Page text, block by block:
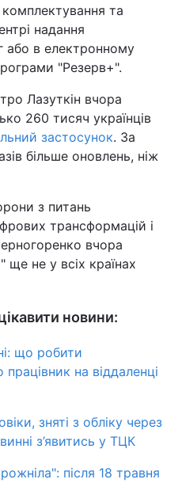
та
надання
або в електронному
"Резерв+".
Лазуткін вчора
260 тисяч українців
застосунок. За
більше оновлень, ніж
з питань
трансформацій і
вчора
не у всіх країнах
новини:
що робити
на віддаленці
зняті з обліку через
з’явитись у ТЦК
після 18 травня